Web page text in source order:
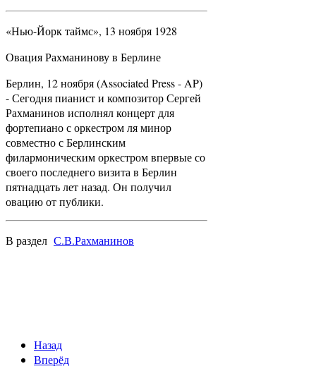
«Нью-Йорк таймс», 13 ноября 1928
Овация Рахманинову в Берлине
Берлин, 12 ноября (Associated Press - AP)
- Сегодня пианист и композитор Сергей
Рахманинов исполнял концерт для
фортепиано с оркестром ля минор
совместно с Берлинским
филармоническим оркестром впервые со
своего последнего визита в Берлин
пятнадцать лет назад. Он получил
овацию от публики.
В раздел С.В.Рахманинов
Назад
Вперёд